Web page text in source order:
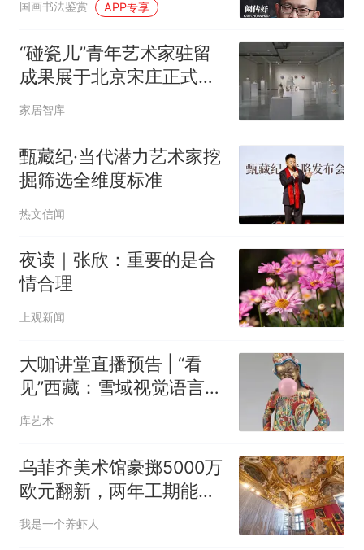
国画书法鉴赏 APP专享
“碰瓷儿”青年艺术家驻留
成果展于北京宋庄正式启
幕 以陶瓷为媒介共同抒写
家居智库
甄藏纪·当代潜力艺术家挖
掘筛选全维度标准
热文信闻
夜读｜张欣：重要的是合
情合理
上观新闻
大咖讲堂直播预告 | “看
见”西藏：雪域视觉语言的
精神源头与当代可能
库艺术
乌菲齐美术馆豪掷5000万
欧元翻新，两年工期能否
兑现？
我是一个养虾人